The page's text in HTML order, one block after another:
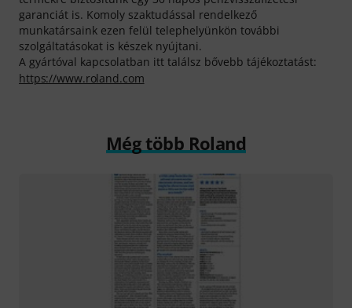
garanciát is. Komoly szaktudással rendelkező
munkatársaink ezen felül telephelyünkön további
szolgáltatásokat is készek nyújtani.
A gyártóval kapcsolatban itt találsz bővebb tájékoztatást:
https://www.roland.com
Még több Roland